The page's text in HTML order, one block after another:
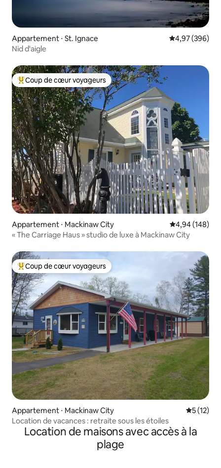
Appartement ⋅ St. Ignace Évaluation
4,97 (396)
Nid d'aigle
Coups de cœur voyageurs les plus appréciés
Coup de cœur voyageurs
Appartement ⋅ Mackinaw City Évaluation
4,94 (148)
« The Carriage Haus » studio de luxe à Mackinaw City
Coups de cœur voyageurs les plus appréciés
Coup de cœur voyageurs
Appartement ⋅ Mackinaw City
5 (12)
Location de vacances : retraite sous les étoiles
Location de maisons avec accès à la
plage